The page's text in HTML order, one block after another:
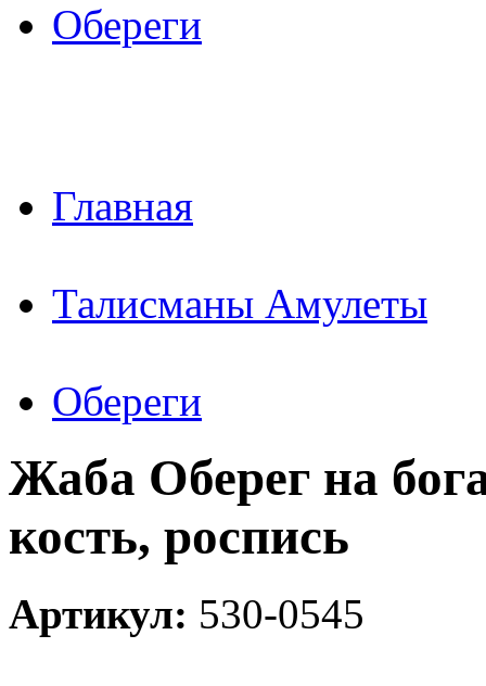
Обереги
Главная
Талисманы Амулеты
Обереги
Жаба Оберег на
кость, роспись
Артикул: 530-0545